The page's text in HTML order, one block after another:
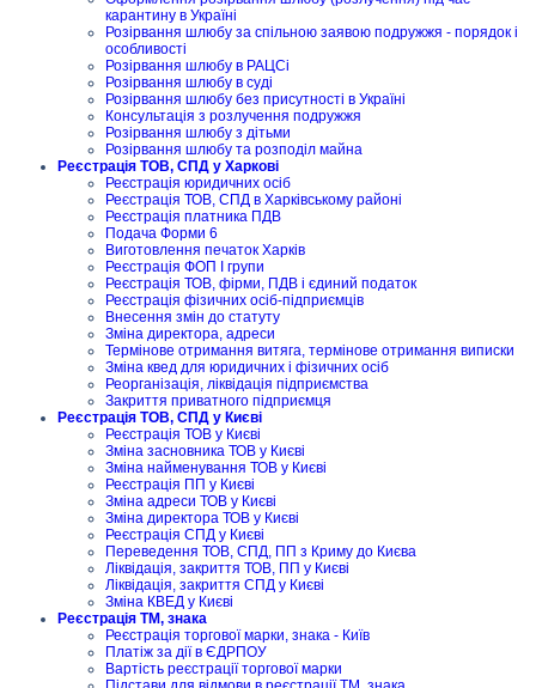
карантину в Україні
Розірвання шлюбу за спільною заявою подружжя - порядок і
особливості
Розірвання шлюбу в РАЦСі
Розірвання шлюбу в суді
Розірвання шлюбу без присутності в Україні
Консультація з розлучення подружжя
Розірвання шлюбу з дітьми
Розірвання шлюбу та розподіл майна
Реєстрація ТОВ, СПД у Харкові
Реєстрація юридичних осіб
Реєстрація ТОВ, СПД в Харківському районі
Реєстрація платника ПДВ
Подача Форми 6
Виготовлення печаток Харків
Реєстрація ФОП I групи
Реєстрація ТОВ, фірми, ПДВ і єдиний податок
Реєстрація фізичних осіб-підприємців
Внесення змін до статуту
Зміна директора, адреси
Термінове отримання витяга, термінове отримання виписки
Зміна квед для юридичних і фізичних осіб
Реорганізація, ліквідація підприємства
Закриття приватного підприємця
Реєстрація ТОВ, СПД у Києві
Реєстрація ТОВ у Києві
Зміна засновника ТОВ у Києві
Зміна найменування ТОВ у Києві
Реєстрація ПП у Києві
Зміна адреси ТОВ у Києві
Зміна директора ТОВ у Києві
Реєстрація СПД у Києві
Переведення ТОВ, СПД, ПП з Криму до Києва
Ліквідація, закриття ТОВ, ПП у Києві
Ліквідація, закриття СПД у Києві
Зміна КВЕД у Києві
Реєстрація ТМ, знака
Реєстрація торгової марки, знака - Київ
Платіж за дії в ЄДРПОУ
Вартість реєстрації торгової марки